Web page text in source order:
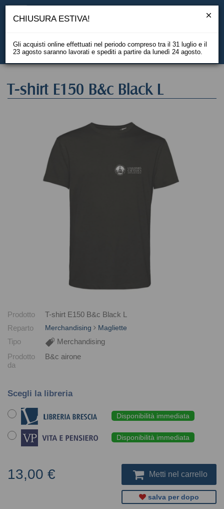
EN
T-shirt E150 B&c Black L
Prodotto
T-shirt E150 B&c Black L
Reparto
Merchandising Magliette
Tipo
Merchandising
Prodotto
da
B&c airone
Scegli la libreria
Disponibilità immediata
Disponibilità immediata
13,00 € Metti nel carrello
salva per dopo
CHIUSURA ESTIVA!
Gli acquisti online effettuati nel periodo compreso tra il 31 luglio e il
23 agosto saranno lavorati e spediti a partire da lunedì 24 agosto.